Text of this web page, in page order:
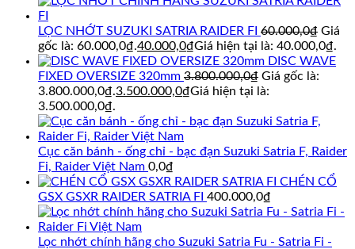
LỌC NHỚT SUZUKI SATRIA RAIDER FI 60.000,0₫ Giá
gốc là: 60.000,0₫.40.000,0₫Giá hiện tại là: 40.000,0₫.
DISC WAVE
FIXED OVERSIZE 320mm 3.800.000,0₫ Giá gốc là:
3.800.000,0₫.3.500.000,0₫Giá hiện tại là:
3.500.000,0₫.
Cục căn bánh - ống chỉ - bạc đạn Suzuki Satria F, Raider
Fi, Raider Việt Nam 0,0₫
CHÉN CỔ
GSX GSXR RAIDER SATRIA FI 400.000,0₫
Lọc nhớt chính hãng cho Suzuki Satria Fu - Satria Fi -